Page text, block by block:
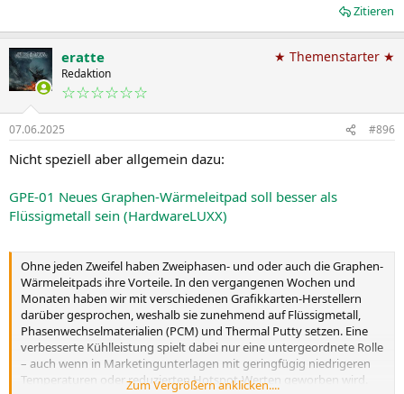
Zitieren
eratte
Redaktion
☆☆☆☆☆☆
★ Themenstarter ★
07.06.2025 #896
Nicht speziell aber allgemein dazu:
GPE-01 Neues Graphen-Wärmeleitpad soll besser als
Flüssigmetall sein (HardwareLUXX)
Ohne jeden Zweifel haben Zweiphasen- und oder auch die Graphen-
Wärmeleitpads ihre Vorteile. In den vergangenen Wochen und
Monaten haben wir mit verschiedenen Grafikkarten-Herstellern
darüber gesprochen, weshalb sie zunehmend auf Flüssigmetall,
Phasenwechselmaterialien (PCM) und Thermal Putty setzen. Eine
verbesserte Kühlleistung spielt dabei nur eine untergeordnete Rolle
– auch wenn in Marketingunterlagen mit geringfügig niedrigeren
Temperaturen oder reduzierten Hotspot-Werten geworben wird.
Zum Vergrößern anklicken....